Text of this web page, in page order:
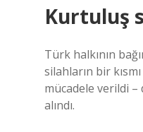
Kurtuluş
Türk halkının
silahların bir
mücadele verildi –
alındı.